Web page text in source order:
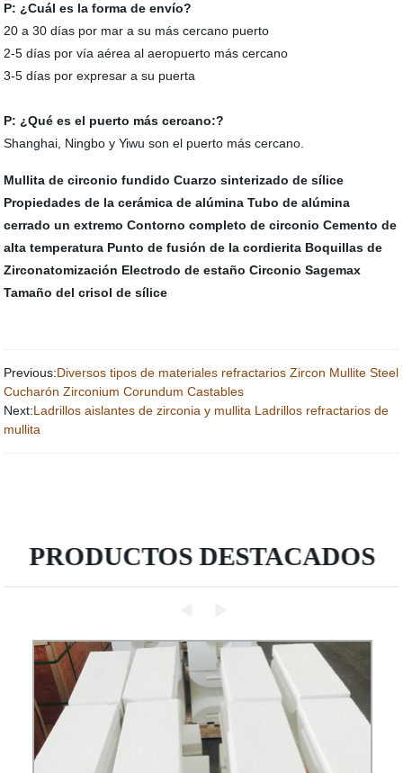
P: ¿Cuál es la forma de envío?
20 a 30 días por mar a su más cercano puerto
2-5 días por vía aérea al aeropuerto más cercano
3-5 días por expresar a su puerta
P: ¿Qué es el puerto más cercano:?
Shanghai, Ningbo y Yiwu son el puerto más cercano.
Mullita de circonio fundido Cuarzo sinterizado de sílice
Propiedades de la cerámica de alúmina Tubo de alúmina
cerrado un extremo Contorno completo de circonio Cemento de
alta temperatura Punto de fusión de la cordierita Boquillas de
Zirconatomización Electrodo de estaño Circonio Sagemax
Tamaño del crisol de sílice
Previous:Diversos tipos de materiales refractarios Zircon Mullite Steel
Cucharón Zirconium Corundum Castables
Next:Ladrillos aislantes de zirconia y mullita Ladrillos refractarios de
mullita
PRODUCTOS DESTACADOS